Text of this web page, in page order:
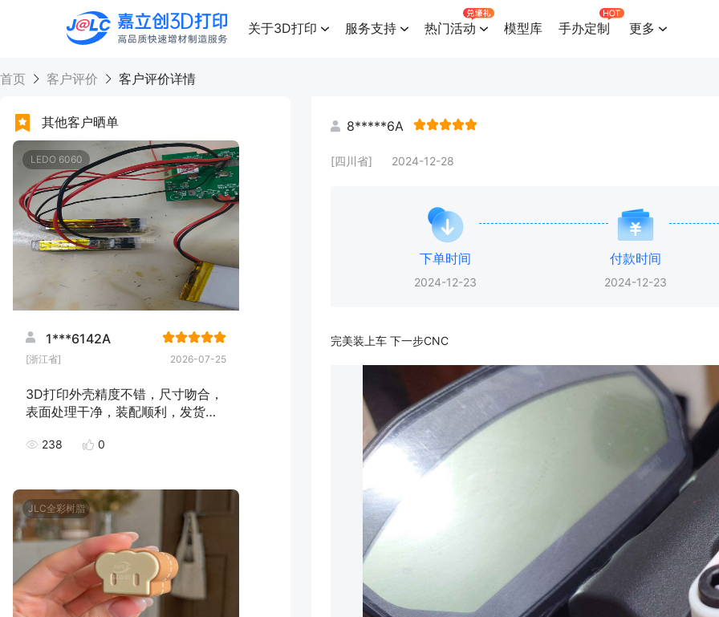
高品质快速增材制造服务
关于3D打印 服务支持 热门活动 模型库 手办定制 更多
首页 客户评价 客户评价详情
其他客户晒单
LEDO 6060
1***6142A
[浙江省] 2026-07-25
3D打印外壳精度不错，尺寸吻合，
表面处理干净，装配顺利，发货速
238 0
JLC全彩树脂
8*****6A
[四川省] 2024-12-28
下单时间
2024-12-23
付款时间
2024-12-23
完美装上车 下一步CNC